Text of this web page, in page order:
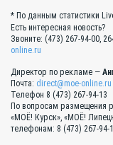
* По данным статистики
Есть интересная новость?
Звоните: (473) 267-94-00,
online.ru
Директор по рекламе —
Почта: direct@moe-online.ru
Телефон 8 (473) 267-94-13
По вопросам размещения
«МОЁ! Курск», «МОЁ!
телефонам: 8 (473) 267-94-